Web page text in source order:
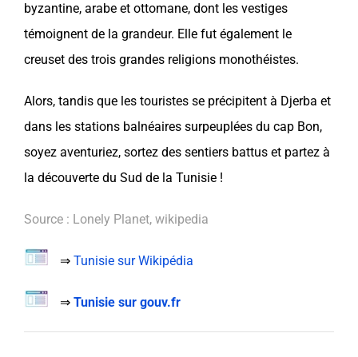
byzantine, arabe et ottomane, dont les vestiges
témoignent de la grandeur. Elle fut également le
creuset des trois grandes religions monothéistes.
Alors, tandis que les touristes se précipitent à Djerba et
dans les stations balnéaires surpeuplées du cap Bon,
soyez aventuriez, sortez des sentiers battus et partez à
la découverte du Sud de la Tunisie !
Source : Lonely Planet, wikipedia
⇒ Tunisie sur Wikipédia
⇒ Tunisie sur gouv.fr